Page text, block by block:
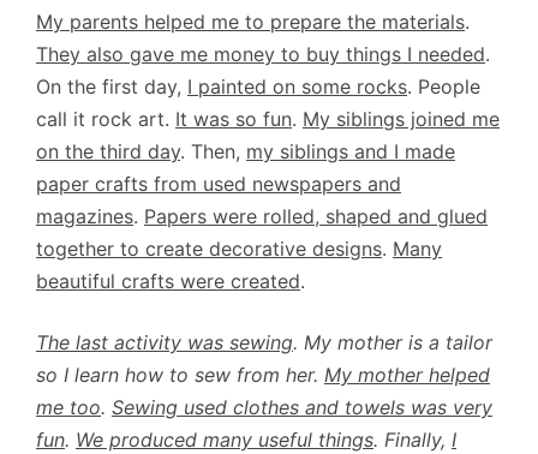
My parents helped me to prepare the materials.
They also gave me money to buy things I needed.
On the first day, I painted on some rocks. People
call it rock art. It was so fun. My siblings joined me
on the third day. Then, my siblings and I made
paper crafts from used newspapers and
magazines. Papers were rolled, shaped and glued
together to create decorative designs. Many
beautiful crafts were created.
The last activity was sewing. My mother is a tailor
so I learn how to sew from her. My mother helped
me too. Sewing used clothes and towels was very
fun. We produced many useful things. Finally, I